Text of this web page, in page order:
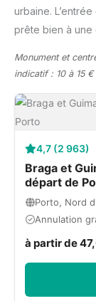
urbaine.
prête bien à une
Monument et
indicatif : 10 à 15 €
4,7 (2 963)
Braga et
départ de
Porto, Nord
Annulation
à partir de